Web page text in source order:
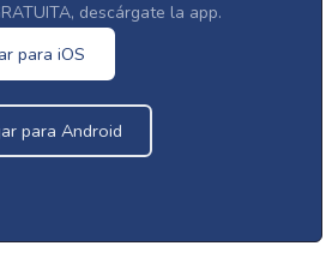
descárgate la app.
para iOS
para Android